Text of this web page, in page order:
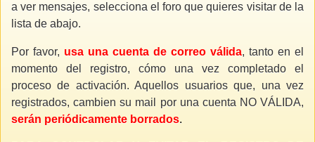
a ver mensajes, selecciona el foro que quieres visitar de la
lista de abajo.
Por favor, usa una cuenta de correo válida, tanto en el
momento del registro, cómo una vez completado el
proceso de activación. Aquellos usuarios que, una vez
registrados, cambien su mail por una cuenta NO VÁLIDA,
serán periódicamente borrados.